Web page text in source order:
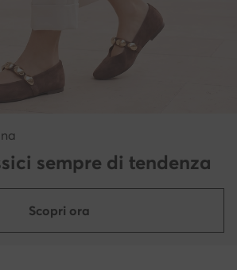
sempre di tendenza
Scopri ora